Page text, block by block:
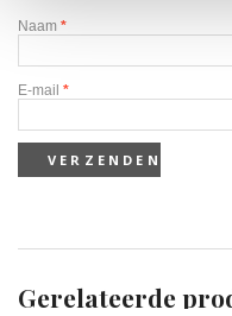
Naam *
E-mail *
Gerelateerde